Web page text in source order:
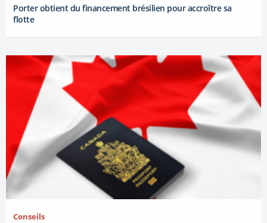
Porter obtient du financement brésilien pour accroître sa
flotte
Conseils